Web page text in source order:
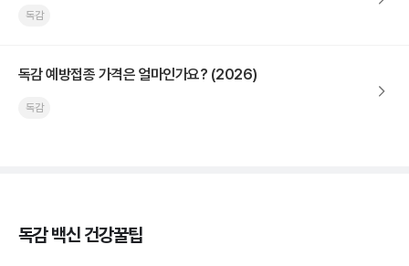
독감
독감 예방접종 가격은 얼마인가요? (2026)
독감
독감 백신 건강꿀팁